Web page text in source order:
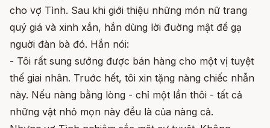
cho vợ Tình. Sau khi giới thiệu những món nữ trang
quý giá và xinh xắn, hắn dùng lời đuờng mật để gạ
nguời đàn bà đó. Hắn nói:
- Tôi rất sung sướng được bán hàng cho một vị tuyệt
thế giai nhân. Truớc hết, tôi xin tặng nàng chiếc nhẫn
này. Nếu nàng bằng lòng - chỉ một lần thôi - tất cả
những vật nhỏ mọn này đều là của nàng cả.